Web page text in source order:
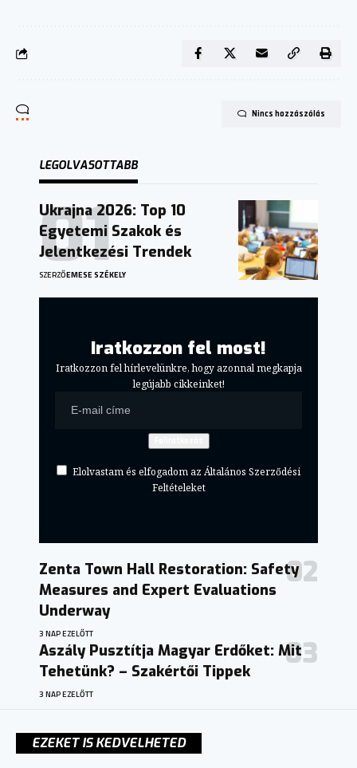
Nincs hozzászólás
LEGOLVASOTTABB
Ukrajna 2026: Top 10
Egyetemi Szakok és
Jelentkezési Trendek
SZERZŐEMESE SZÉKELY
Iratkozzon fel most!
Iratkozzon fel hírlevelünkre, hogy azonnal megkapja
legújabb cikkeinket!
Elolvastam és elfogadom az Általános Szerződési
Feltételeket
Zenta Town Hall Restoration: Safety
Measures and Expert Evaluations
Underway
3 NAP EZELŐTT
Aszály Pusztítja Magyar Erdőket: Mit
Tehetünk? – Szakértői Tippek
3 NAP EZELŐTT
EZEKET IS KEDVELHETED